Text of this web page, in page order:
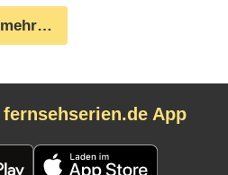
mehr…
fernsehserien.de App